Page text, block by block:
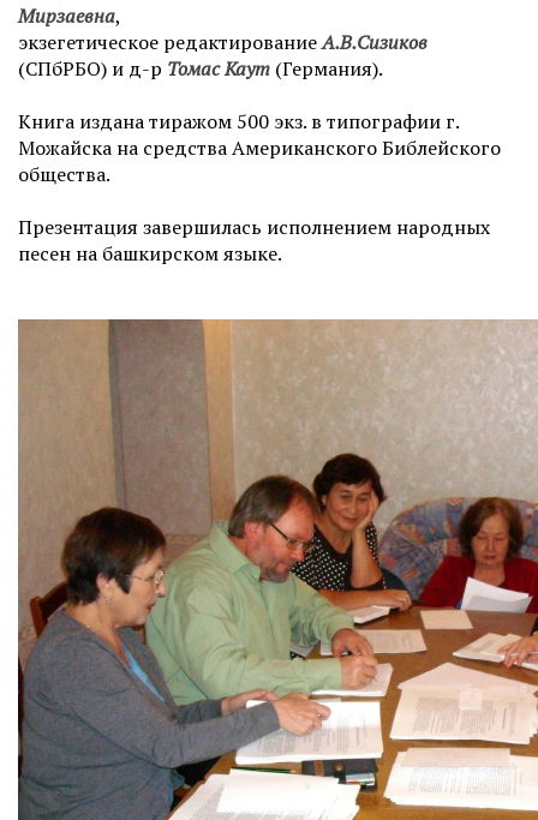
Мирзаевна,
экзегетическое редактированиеА.В.Сизиков
(СПбРБО) и д-р Томас Каут (Германия).
Книга издана тиражом 500 экз. в типографии г.
Можайска на средства Американского Библейского
общества.
Презентация завершилась исполнением народных
песен на башкирском языке.